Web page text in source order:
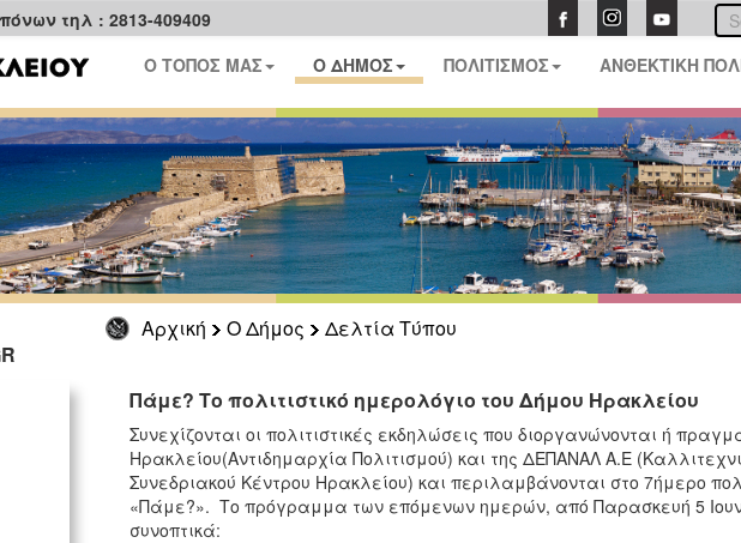
τηλ : 2813-409409
Ο ΤΟΠΟΣ ΜΑΣ Ο ΔΗΜΟΣ ΠΟΛΙΤΙΣΜΟΣ ΑΝΘΕΚΤΙΚΗ
Αρχική Ο Δήμος
Δελτία Τύπου
Πάμε? Το πολιτιστικό ημερολόγιο του Δήμου Ηρακλείου
Συνεχίζονται οι πολιτιστικές εκδηλώσεις που διοργανώνονται ή
Ηρακλείου(Αντιδημαρχία Πολιτισμού) και της ΔΕΠΑΝΑΛ Α.Ε
Συνεδριακού Κέντρου Ηρακλείου) και περιλαμβάνονται στο 7ήμερο
«Πάμε?». Το πρόγραμμα των επόμενων ημερών, από Παρασκευή 5
συνοπτικά: